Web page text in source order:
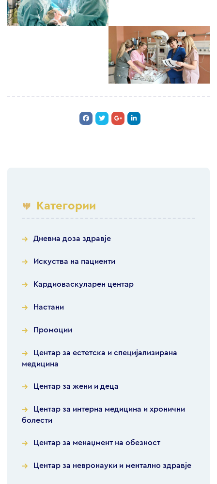
Категории
Дневна доза здравје
Искуства на пациенти
Кардиоваскуларен центар
Настани
Промоции
Центар за естетска и специјализирана
медицина
Центар за жени и деца
Центар за интерна медицина и хронични
болести
Центар за менаџмент на обезност
Центар за невронауки и ментално здравје